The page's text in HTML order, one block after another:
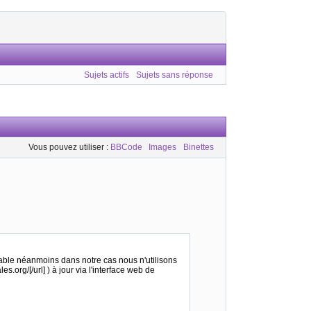
Sujets actifs Sujets sans réponse
Vous pouvez utiliser : BBCode Images Binettes